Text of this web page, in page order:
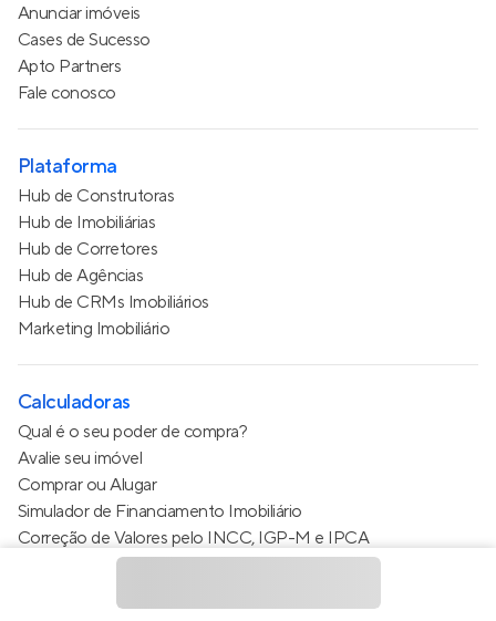
Anunciar imóveis
Cases de Sucesso
Apto Partners
Fale conosco
Plataforma
Hub de Construtoras
Hub de Imobiliárias
Hub de Corretores
Hub de Agências
Hub de CRMs Imobiliários
Marketing Imobiliário
Calculadoras
Qual é o seu poder de compra?
Avalie seu imóvel
Comprar ou Alugar
Simulador de Financiamento Imobiliário
Correção de Valores pelo INCC, IGP-M e IPCA
Estimativa de valor do condomínio